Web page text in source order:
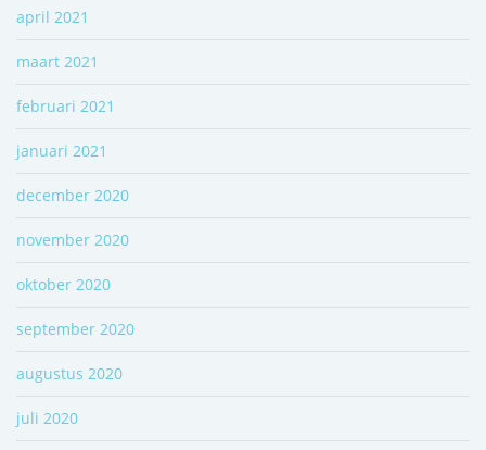
april 2021
maart 2021
februari 2021
januari 2021
december 2020
november 2020
oktober 2020
september 2020
augustus 2020
juli 2020